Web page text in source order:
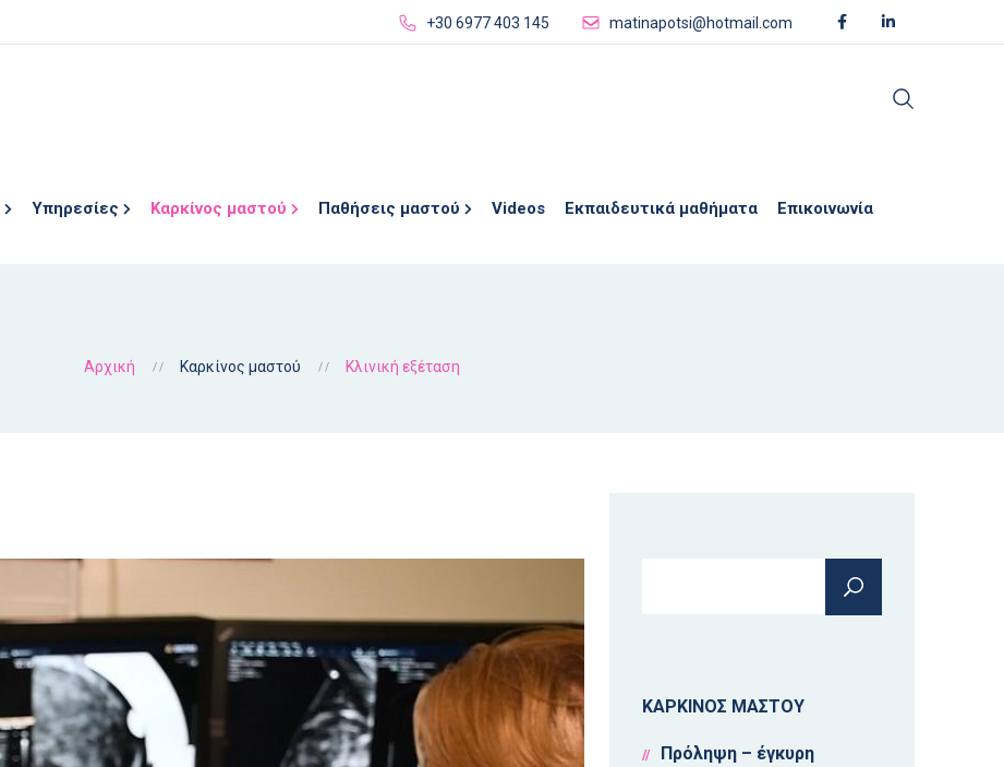
προς το
+30 6977 403 145 matinapotsi@hotmail.com
Υπηρεσίες Καρκίνος μαστού Παθήσεις μαστού Videos Εκπαιδευτικά μαθήματα Επικοινωνία
Αρχική Καρκίνος μαστού Κλινική εξέταση
ΚΑΡΚΙΝΟΣ ΜΑΣΤΟΥ
Πρόληψη – έγκυρη